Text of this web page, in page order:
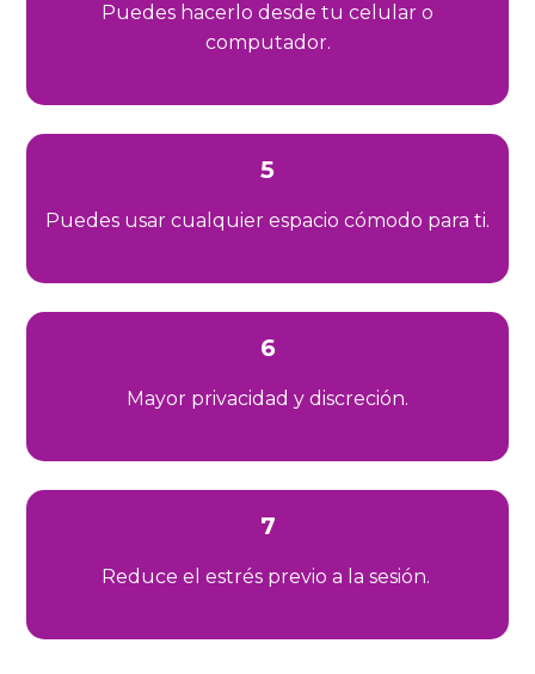
Puedes hacerlo desde tu celular o
computador.
5
Puedes usar cualquier espacio cómodo para ti.
6
Mayor privacidad y discreción.
7
Reduce el estrés previo a la sesión.